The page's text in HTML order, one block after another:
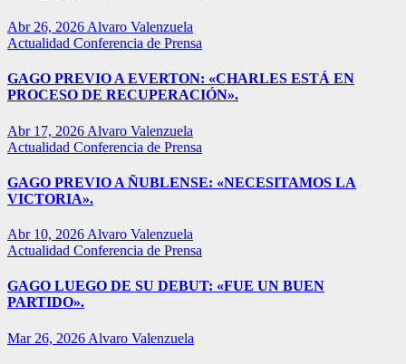
Abr 26, 2026 Alvaro Valenzuela
Actualidad Conferencia de Prensa
GAGO PREVIO A EVERTON: «CHARLES ESTÁ EN
PROCESO DE RECUPERACIÓN».
Abr 17, 2026 Alvaro Valenzuela
Actualidad Conferencia de Prensa
GAGO PREVIO A ÑUBLENSE: «NECESITAMOS LA
VICTORIA».
Abr 10, 2026 Alvaro Valenzuela
Actualidad Conferencia de Prensa
GAGO LUEGO DE SU DEBUT: «FUE UN BUEN
PARTIDO».
Mar 26, 2026 Alvaro Valenzuela